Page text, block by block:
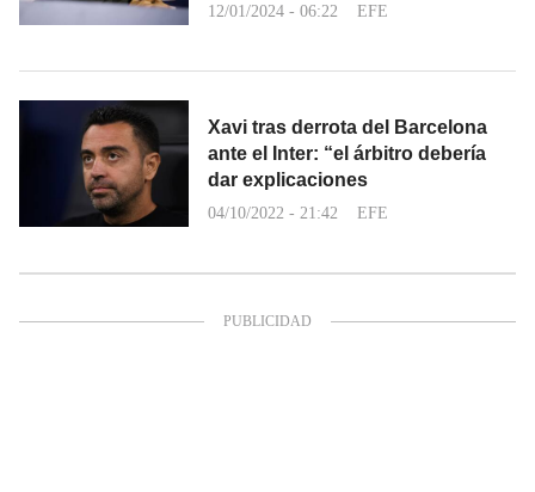
12/01/2024 - 06:22 EFE
Xavi tras derrota del Barcelona
ante el Inter: “el árbitro debería
dar explicaciones
04/10/2022 - 21:42 EFE